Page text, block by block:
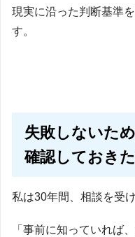
現実に沿った判断基準
す。
失敗しないた
確認しておき
私は30年間、相談を受
「事前に知っていれば